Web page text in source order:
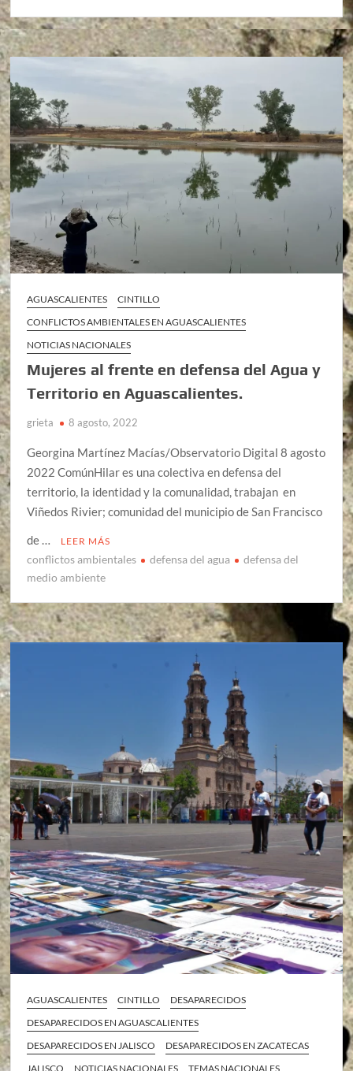
AGUASCALIENTES
CINTILLO
CONFLICTOS AMBIENTALES EN AGUASCALIENTES
NOTICIAS NACIONALES
Mujeres al frente en defensa del Agua y
Territorio en Aguascalientes.
grieta 8 agosto, 2022
Georgina Martínez Macías/Observatorio Digital 8 agosto
2022 ComúnHilar es una colectiva en defensa del
territorio, la identidad y la comunalidad, trabajan en
Viñedos Rivier; comunidad del municipio de San Francisco
de …
LEER MÁS
conflictos ambientales defensa del agua
defensa del
medio ambiente
AGUASCALIENTES CINTILLO
DESAPARECIDOS
DESAPARECIDOS EN AGUASCALIENTES
DESAPARECIDOS EN JALISCO
DESAPARECIDOS EN ZACATECAS
JALISCO
NOTICIAS NACIONALES
TEMAS NACIONALES